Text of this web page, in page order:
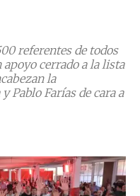
referentes de todos
cerrado a la lista
la
Pablo Farías de cara a